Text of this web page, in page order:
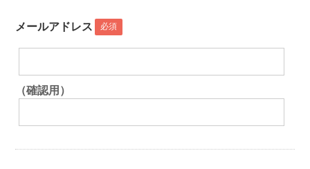
メールアドレス 必須
（確認用）